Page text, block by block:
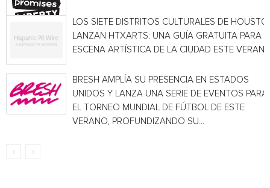
LOS SIETE DISTRITOS CULTURALES DE
LANZAN HTXARTS: UNA GUÍA GRATUITA PARA
ESCENA ARTÍSTICA DE LA CIUDAD ESTE
BRESH AMPLÍA SU PRESENCIA EN ESTADOS
UNIDOS Y LANZA UNA SERIE DE EVENTOS PARA
EL TORNEO MUNDIAL DE FÚTBOL DE ESTE
VERANO, PROFUNDIZANDO SU...